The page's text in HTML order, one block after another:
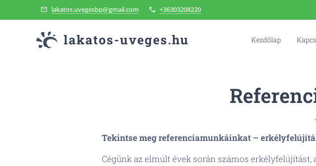
lakatos.uvegesbp@gmail.com +36303208220
lakatos-uveges.hu Kezdőlap
Tekintse meg referenciamunkáinkat –
Cégünk az elmúlt évek során számos